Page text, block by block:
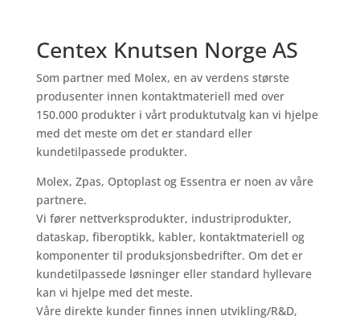
Centex Knutsen Norge AS
Som partner med Molex, en av verdens største
produsenter innen kontaktmateriell med over
150.000 produkter i vårt produktutvalg kan vi hjelpe
med det meste om det er standard eller
kundetilpassede produkter.
Molex, Zpas, Optoplast og Essentra er noen av våre
partnere.
Vi fører nettverksprodukter, industriprodukter,
dataskap, fiberoptikk, kabler, kontaktmateriell og
komponenter til produksjonsbedrifter. Om det er
kundetilpassede løsninger eller standard hyllevare
kan vi hjelpe med det meste.
Våre direkte kunder finnes innen utvikling/R&D,